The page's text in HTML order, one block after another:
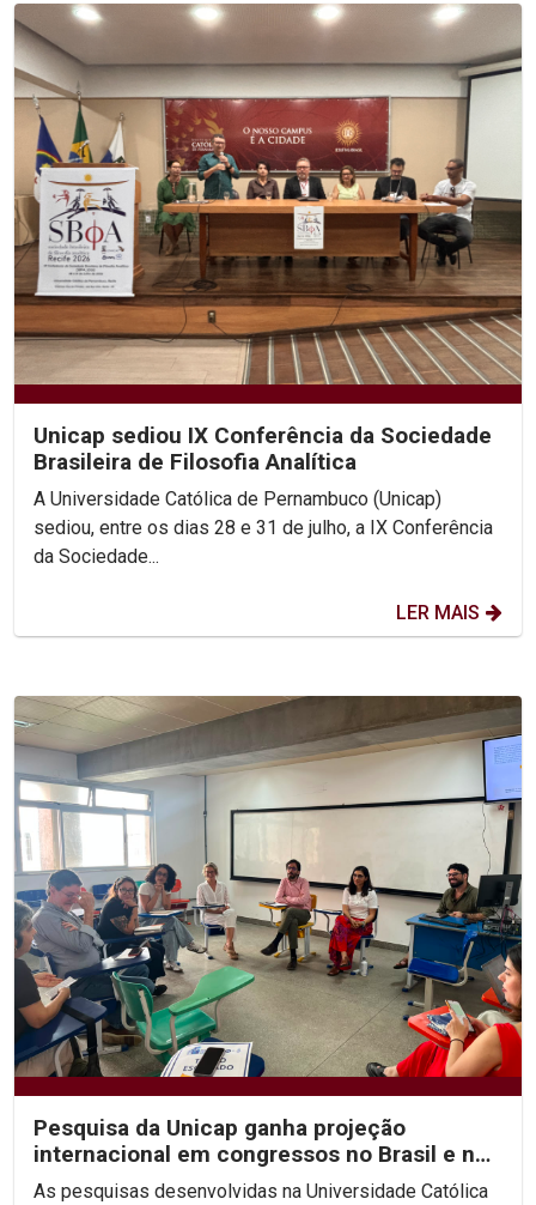
Unicap sediou IX Conferência da Sociedade
Brasileira de Filosofia Analítica
A Universidade Católica de Pernambuco (Unicap)
sediou, entre os dias 28 e 31 de julho, a IX Conferência
da Sociedade...
LER MAIS
Pesquisa da Unicap ganha projeção
internacional em congressos no Brasil e no
México
As pesquisas desenvolvidas na Universidade Católica